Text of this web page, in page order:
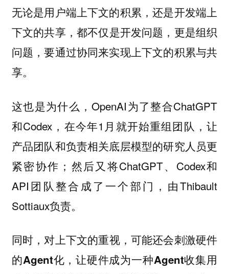
无论是用户端上下文的积累，还是开发端上
下文的共享，都不仅是开发问题，更是组织
问题，要通过协同来实现上下文的积累与共
享。
这也是为什么，OpenAI为了整合ChatGPT
和Codex，在今年1月就开始重组团队，让
产品团队和负责相关底层模型的研究人员更
紧密协作；然后又将ChatGPT、Codex和
API团队整合成了一个部门，由Thibault
Sottiaux负责。
同时，对上下文的重视，可能还会刺激硬件
的Agent化，让硬件成为一种Agent收集用